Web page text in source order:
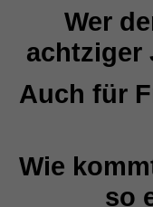
Wer
achtziger
Auch für
Wie
so